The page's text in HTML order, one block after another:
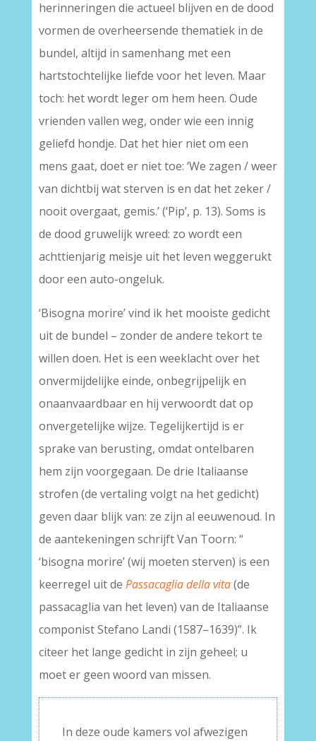
herinneringen die actueel blijven en de dood
vormen de overheersende thematiek in de
bundel, altijd in samenhang met een
hartstochtelijke liefde voor het leven. Maar
toch: het wordt leger om hem heen. Oude
vrienden vallen weg, onder wie een innig
geliefd hondje. Dat het hier niet om een
mens gaat, doet er niet toe: ‘We zagen / weer
van dichtbij wat sterven is en dat het zeker /
nooit overgaat, gemis.’ (‘Pip’, p. 13). Soms is
de dood gruwelijk wreed: zo wordt een
achttienjarig meisje uit het leven weggerukt
door een auto-ongeluk.
‘Bisogna morire’ vind ik het mooiste gedicht
uit de bundel – zonder de andere tekort te
willen doen. Het is een weeklacht over het
onvermijdelijke einde, onbegrijpelijk en
onaanvaardbaar en hij verwoordt dat op
onvergetelijke wijze. Tegelijkertijd is er
sprake van berusting, omdat ontelbaren
hem zijn voorgegaan. De drie Italiaanse
strofen (de vertaling volgt na het gedicht)
geven daar blijk van: ze zijn al eeuwenoud. In
de aantekeningen schrijft Van Toorn: “
‘bisogna morire’ (wij moeten sterven) is een
keerregel uit de Passacaglia della vita(de
passacaglia van het leven) van de Italiaanse
componist Stefano Landi (1587–1639)”. Ik
citeer het lange gedicht in zijn geheel; u
moet er geen woord van missen.
In deze oude kamers vol afwezigen